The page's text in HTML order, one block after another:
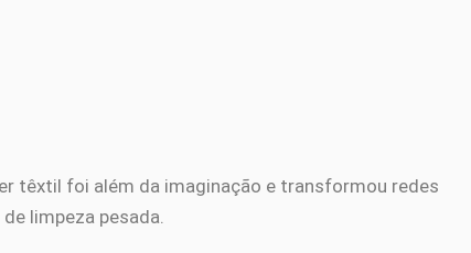
têxtil foi além da imaginação e transformou redes
limpeza pesada.